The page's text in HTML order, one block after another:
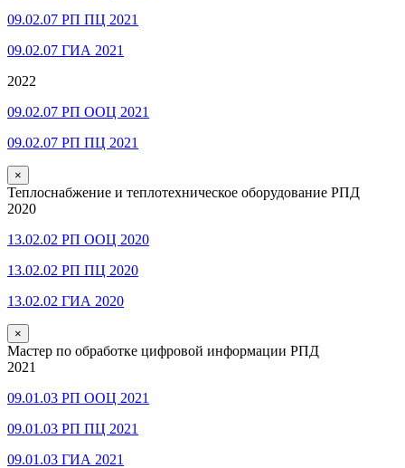
09.02.07 РП ПЦ 2021
09.02.07 ГИА 2021
2022
09.02.07 РП ООЦ 2021
09.02.07 РП ПЦ 2021
×
Теплоснабжение и теплотехническое оборудование РПД
2020
13.02.02 РП ООЦ 2020
13.02.02 РП ПЦ 2020
13.02.02 ГИА 2020
×
Мастер по обработке цифровой информации РПД
2021
09.01.03 РП ООЦ 2021
09.01.03 РП ПЦ 2021
09.01.03 ГИА 2021